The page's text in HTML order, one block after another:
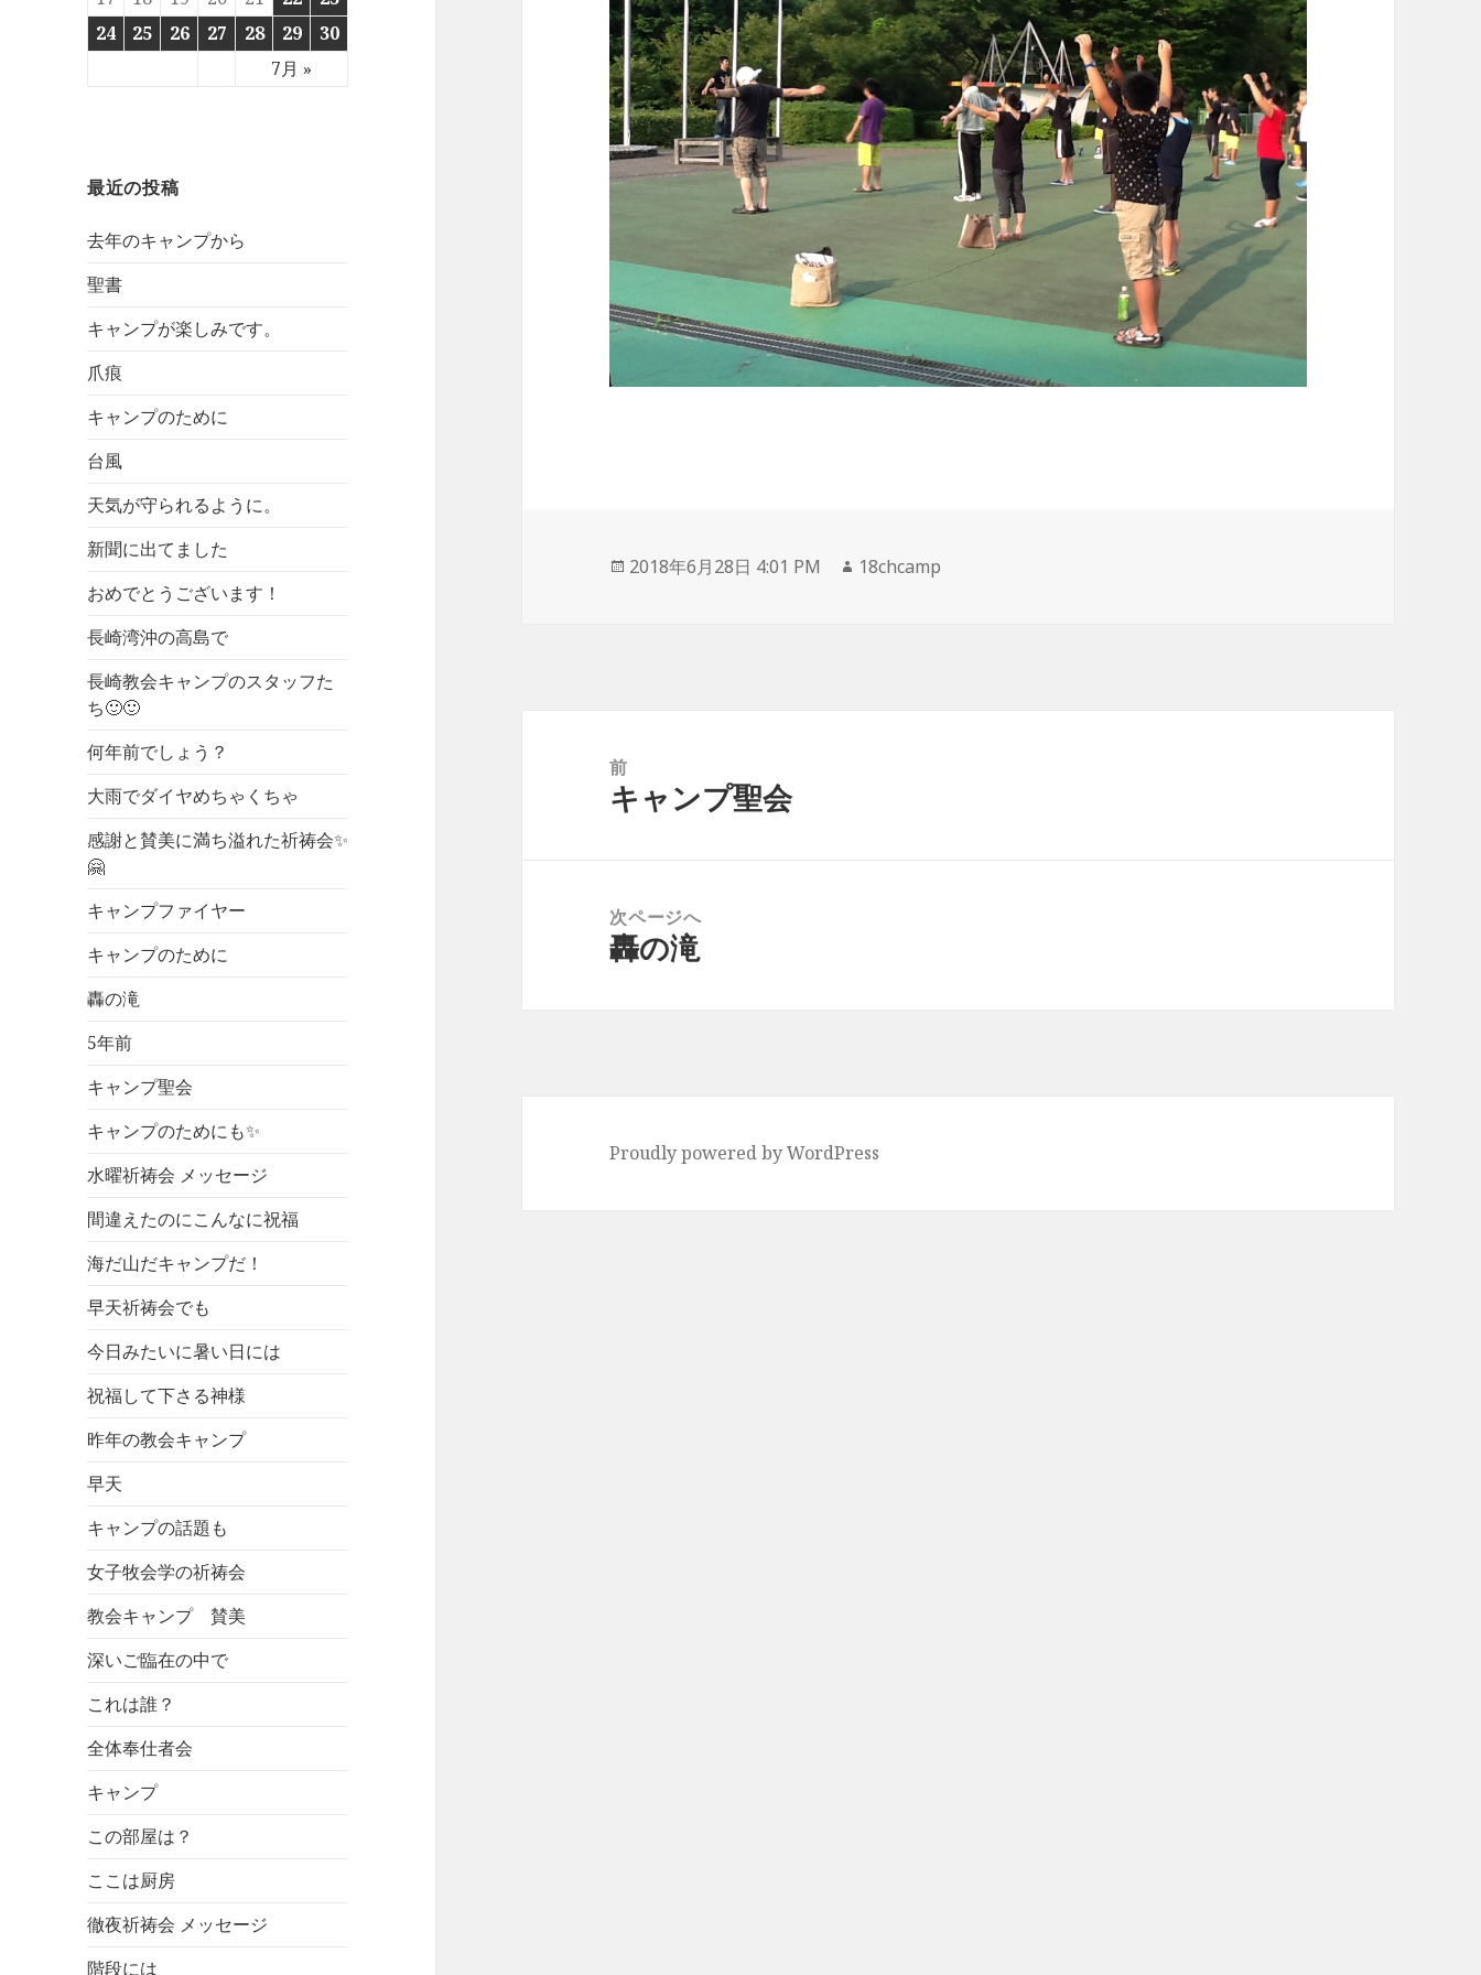
7月 »
24
25 26 27 28 29 30
最近の投稿
去年のキャンプから
聖書
キャンプが楽しみです。
爪痕
キャンプのために
台風
天気が守られるように。
新聞に出てました
おめでとうございます！
長崎湾沖の高島で
長崎教会キャンプのスタッフた
ち🙂🙂
何年前でしょう？
大雨でダイヤめちゃくちゃ
感謝と賛美に満ち溢れた祈祷会✨
🤗
キャンプファイヤー
キャンプのために
轟の滝
5年前
キャンプ聖会
キャンプのためにも✨
水曜祈祷会 メッセージ
間違えたのにこんなに祝福
海だ山だキャンプだ！
早天祈祷会でも
今日みたいに暑い日には
祝福して下さる神様
昨年の教会キャンプ
早天
キャンプの話題も
女子牧会学の祈祷会
教会キャンプ 賛美
深いご臨在の中で
これは誰？
全体奉仕者会
キャンプ
この部屋は？
ここは厨房
徹夜祈祷会 メッセージ
階段には
投
2018年6月28日 4:01 PM
作
18chcamp
前
前
キャンプ聖会
次ページへ
次
轟の滝
Proudly powered by WordPress